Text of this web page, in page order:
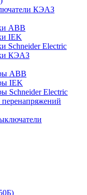
КЭАЗ
ABB
IEK
Schneider Electric
КЭАЗ
ABB
IEK
Schneider Electric